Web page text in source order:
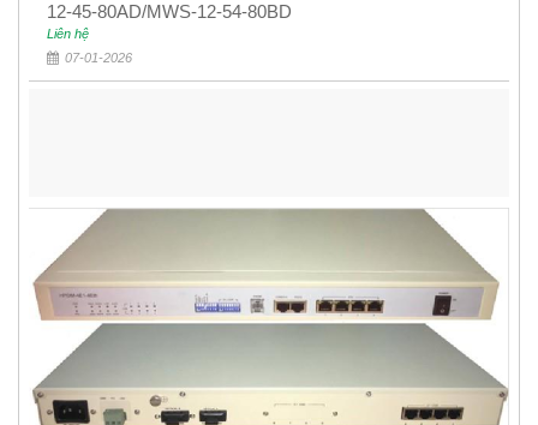
12-45-80AD/MWS-12-54-80BD
Liên hệ
07-01-2026